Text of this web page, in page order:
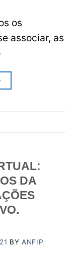
os
associar, as
DA
BYANFIP